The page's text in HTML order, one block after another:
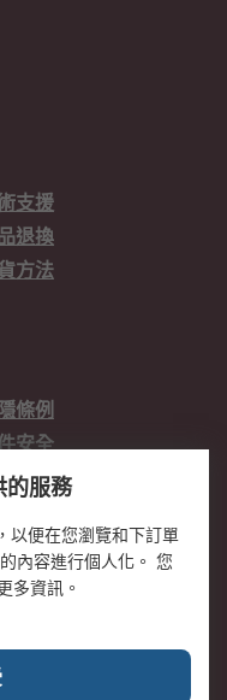
支援
退換
方法
條例
安全
RS
中心
售條款
服務
以便在您瀏覽和下訂單
內容進行個人化。 您
多資訊。